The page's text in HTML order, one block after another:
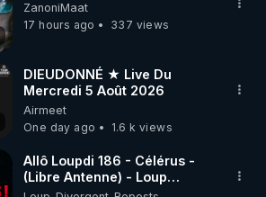
ZanoniMaat
17 hours ago
337 views
DIEUDONNÉ ★ Live Du
Mercredi 5 Août 2026
Airmeet
One day ago
1.6 k views
Allô Loupdi 186 - Célérus -
(Libre Antenne) - Loup
Divergent 2026.08.06